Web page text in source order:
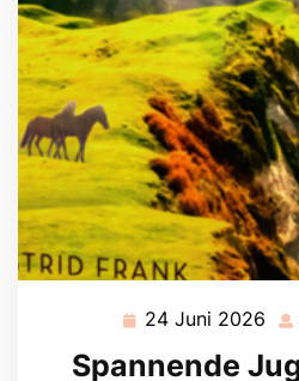
24 Juni 2026 24
Spannende